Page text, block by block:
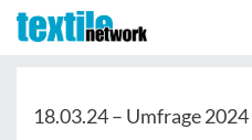
18.03.24 – Umfrage 2024